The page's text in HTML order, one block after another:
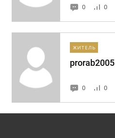
0 0
ЖИТЕЛЬ
prorab2005
0 0